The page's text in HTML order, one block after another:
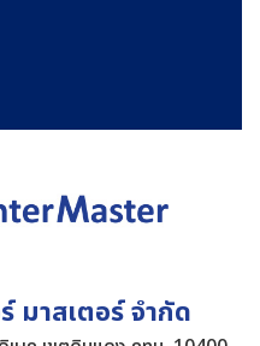
มาสเตอร์ จำกัด